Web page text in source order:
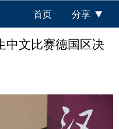
首页 分享
中文比赛德国区决